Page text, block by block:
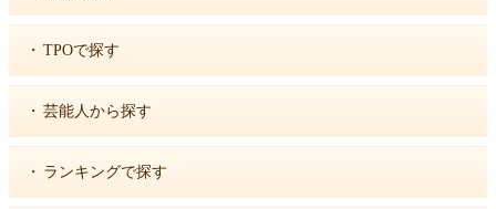
・ TPOで探す
・ 芸能人から探す
・ ランキングで探す